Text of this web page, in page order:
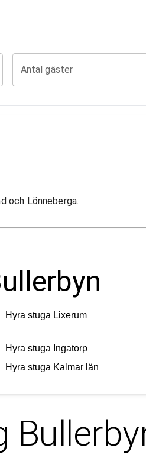
Antal gäster
och Lönneberga.
Hyra stuga Lixerum
Hyra stuga Ingatorp
Hyra stuga Kalmar län